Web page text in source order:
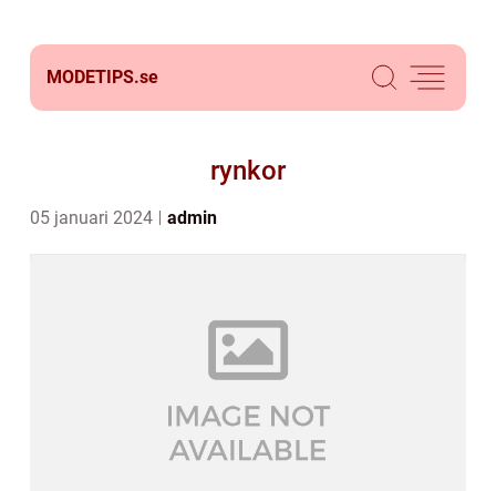
MODETIPS.se
rynkor
05 januari 2024 admin